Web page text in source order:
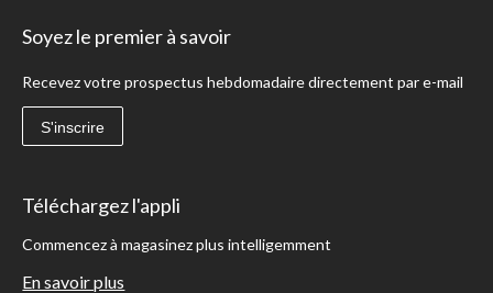
Soyez le premier à savoir
Recevez votre prospectus hebdomadaire directement par e-mail
S'inscrire
Téléchargez l'appli
Commencez à magasinez plus intelligemment
En savoir plus